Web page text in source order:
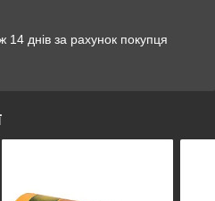
днів за рахунок покупця